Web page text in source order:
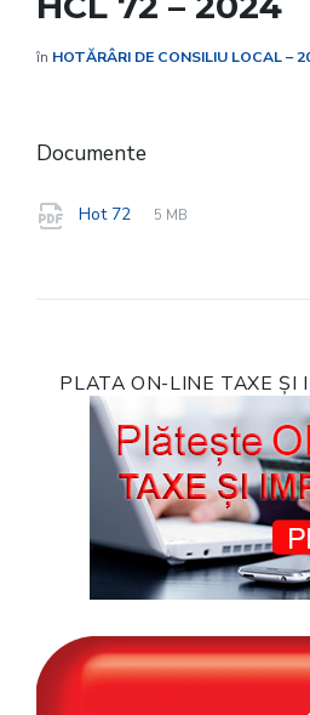
în HOTĂRÂRI DE CONSILIU LOCAL –
Documente
Hot 72
File
pdf
File
5 MB
PLATA ON-LINE TAXE ȘI